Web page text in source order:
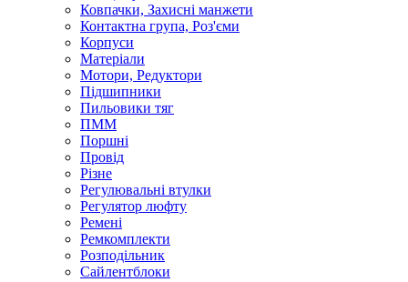
Ковпачки, Захисні манжети
Контактна група, Роз'єми
Корпуси
Матеріали
Мотори, Редуктори
Підшипники
Пильовики тяг
ПММ
Поршні
Провід
Різне
Регулювальні втулки
Регулятор люфту
Ремені
Ремкомплекти
Розподільник
Сайлентблоки